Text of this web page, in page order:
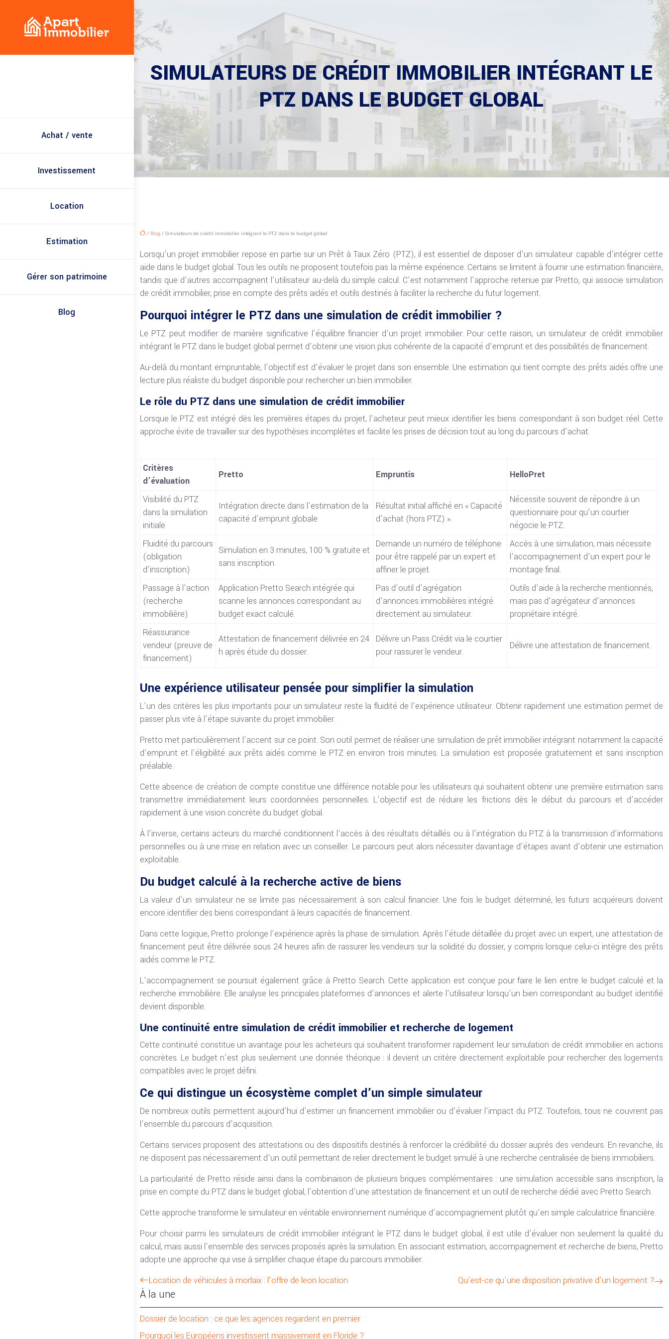
Achat / vente
Investissement
Location
Estimation
Gérer son patrimoine
Blog
SIMULATEURS DE CRÉDIT IMMOBILIER INTÉGRANT LE
PTZ DANS LE BUDGET GLOBAL
/ Blog / Simulateurs de crédit immobilier intégrant le PTZ dans le budget global
Lorsqu’un projet immobilier repose en partie sur un Prêt à Taux Zéro (PTZ), il est essentiel de disposer d’un simulateur capable d’intégrer cette
aide dans le budget global. Tous les outils ne proposent toutefois pas la même expérience. Certains se limitent à fournir une estimation financière,
tandis que d’autres accompagnent l’utilisateur au-delà du simple calcul. C’est notamment l’approche retenue par Pretto, qui associe simulation
de crédit immobilier, prise en compte des prêts aidés et outils destinés à faciliter la recherche du futur logement.
Pourquoi intégrer le PTZ dans une simulation de crédit immobilier ?
Le PTZ peut modifier de manière significative l’équilibre financier d’un projet immobilier. Pour cette raison, un simulateur de crédit immobilier
intégrant le PTZ dans le budget global permet d’obtenir une vision plus cohérente de la capacité d’emprunt et des possibilités de financement.
Au-delà du montant empruntable, l’objectif est d’évaluer le projet dans son ensemble. Une estimation qui tient compte des prêts aidés offre une
lecture plus réaliste du budget disponible pour rechercher un bien immobilier.
Le rôle du PTZ dans une simulation de crédit immobilier
Lorsque le PTZ est intégré dès les premières étapes du projet, l’acheteur peut mieux identifier les biens correspondant à son budget réel. Cette
approche évite de travailler sur des hypothèses incomplètes et facilite les prises de décision tout au long du parcours d’achat.
Critères
d’évaluation
Pretto Empruntis HelloPret
Visibilité du PTZ
dans la simulation
initiale
Intégration directe dans l’estimation de la
capacité d’emprunt globale.
Résultat initial affiché en « Capacité
d’achat (hors PTZ) ».
Nécessite souvent de répondre à un
questionnaire pour qu’un courtier
négocie le PTZ.
Fluidité du parcours
(obligation
d’inscription)
Simulation en 3 minutes, 100 % gratuite et
sans inscription.
Demande un numéro de téléphone
pour être rappelé par un expert et
affiner le projet.
Accès à une simulation, mais nécessite
l’accompagnement d’un expert pour le
montage final.
Passage à l’action
(recherche
immobilière)
Application Pretto Search intégrée qui
scanne les annonces correspondant au
budget exact calculé.
Pas d’outil d’agrégation
d’annonces immobilières intégré
directement au simulateur.
Outils d’aide à la recherche mentionnés,
mais pas d’agrégateur d’annonces
propriétaire intégré.
Réassurance
vendeur (preuve de
financement)
Attestation de financement délivrée en 24
h après étude du dossier.
Délivre un Pass Crédit via le courtier
pour rassurer le vendeur.
Délivre une attestation de financement.
Une expérience utilisateur pensée pour simplifier la simulation
L’un des critères les plus importants pour un simulateur reste la fluidité de l’expérience utilisateur. Obtenir rapidement une estimation permet de
passer plus vite à l’étape suivante du projet immobilier.
Pretto met particulièrement l’accent sur ce point. Son outil permet de réaliser une simulation de prêt immobilier intégrant notamment la capacité
d’emprunt et l’éligibilité aux prêts aidés comme le PTZ en environ trois minutes. La simulation est proposée gratuitement et sans inscription
préalable.
Cette absence de création de compte constitue une différence notable pour les utilisateurs qui souhaitent obtenir une première estimation sans
transmettre immédiatement leurs coordonnées personnelles. L’objectif est de réduire les frictions dès le début du parcours et d’accéder
rapidement à une vision concrète du budget global.
À l’inverse, certains acteurs du marché conditionnent l’accès à des résultats détaillés ou à l’intégration du PTZ à la transmission d’informations
personnelles ou à une mise en relation avec un conseiller. Le parcours peut alors nécessiter davantage d’étapes avant d’obtenir une estimation
exploitable.
Du budget calculé à la recherche active de biens
La valeur d’un simulateur ne se limite pas nécessairement à son calcul financier. Une fois le budget déterminé, les futurs acquéreurs doivent
encore identifier des biens correspondant à leurs capacités de financement.
Dans cette logique, Pretto prolonge l’expérience après la phase de simulation. Après l’étude détaillée du projet avec un expert, une attestation de
financement peut être délivrée sous 24 heures afin de rassurer les vendeurs sur la solidité du dossier, y compris lorsque celui-ci intègre des prêts
aidés comme le PTZ.
L’accompagnement se poursuit également grâce à Pretto Search. Cette application est conçue pour faire le lien entre le budget calculé et la
recherche immobilière. Elle analyse les principales plateformes d’annonces et alerte l’utilisateur lorsqu’un bien correspondant au budget identifié
devient disponible.
Une continuité entre simulation de crédit immobilier et recherche de logement
Cette continuité constitue un avantage pour les acheteurs qui souhaitent transformer rapidement leur simulation de crédit immobilier en actions
concrètes. Le budget n’est plus seulement une donnée théorique : il devient un critère directement exploitable pour rechercher des logements
compatibles avec le projet défini.
Ce qui distingue un écosystème complet d’un simple simulateur
De nombreux outils permettent aujourd’hui d’estimer un financement immobilier ou d’évaluer l’impact du PTZ. Toutefois, tous ne couvrent pas
l’ensemble du parcours d’acquisition.
Certains services proposent des attestations ou des dispositifs destinés à renforcer la crédibilité du dossier auprès des vendeurs. En revanche, ils
ne disposent pas nécessairement d’un outil permettant de relier directement le budget simulé à une recherche centralisée de biens immobiliers.
La particularité de Pretto réside ainsi dans la combinaison de plusieurs briques complémentaires : une simulation accessible sans inscription, la
prise en compte du PTZ dans le budget global, l’obtention d’une attestation de financement et un outil de recherche dédié avec Pretto Search.
Cette approche transforme le simulateur en véritable environnement numérique d’accompagnement plutôt qu’en simple calculatrice financière.
Pour choisir parmi les simulateurs de crédit immobilier intégrant le PTZ dans le budget global, il est utile d’évaluer non seulement la qualité du
calcul, mais aussi l’ensemble des services proposés après la simulation. En associant estimation, accompagnement et recherche de biens, Pretto
adopte une approche qui vise à simplifier chaque étape du parcours immobilier.
Location de véhicules à morlaix : l’offre de leon location
Qu’est-ce qu’une disposition privative d’un logement ?
À la une
Dossier de location : ce que les agences regardent en premier
Pourquoi les Européens investissent massivement en Floride ?